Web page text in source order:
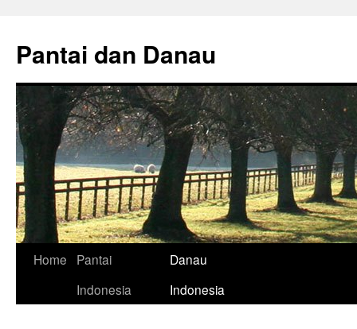
content
Pantai dan Danau
Home
Pantai
Indonesia
Danau
Indonesia